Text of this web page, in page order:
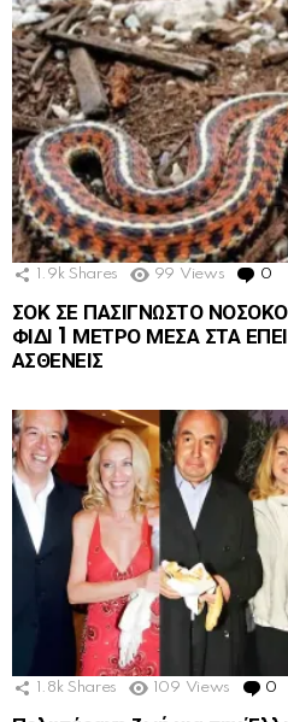
1.9k Shares 99 Views 0
ΣΟΚ ΣΕ ΠΑΣΙΓΝΩΣΤΟ
ΦΙΔΙ 1 ΜΕΤΡΟ ΜΕΣΑ ΣΤΑ
ΑΣΘΕΝΕΙΣ
1.8k Shares 109 Views 0